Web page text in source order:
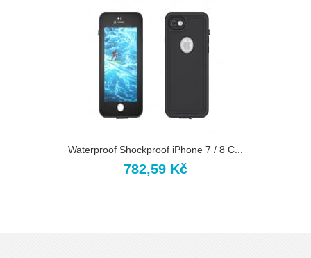
Waterproof Shockproof iPhone 7 / 8 C...
782,59 Kč